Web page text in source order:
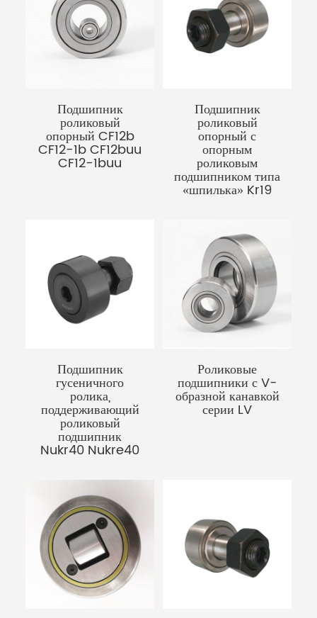
Подшипник
роликовый
опорный CF12b
CF12-1b CF12buu
CF12-1buu
Подшипник
роликовый
опорный с
опорным
роликовым
подшипником типа
«шпилька» Kr19
Подшипник
гусеничного
ролика,
поддерживающий
роликовый
подшипник
Nukr40 Nukre40
Роликовые
подшипники с V-
образной канавкой
серии LV